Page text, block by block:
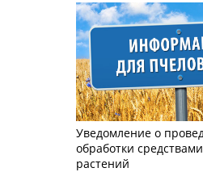
Уведомление о
обработки
растений